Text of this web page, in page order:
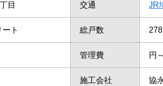
目 交通 JR
ト 総戸数
管理費 円
施工会社 協